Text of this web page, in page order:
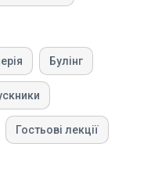
Булінг
Гостьові лекції